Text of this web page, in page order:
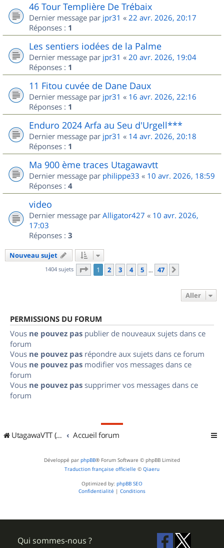
46 Tour Templière De Trébaix
Dernier message par jpr31 « 22 avr. 2026, 20:17
Réponses : 1
Les sentiers iodées de la Palme
Dernier message par jpr31 « 20 avr. 2026, 19:04
Réponses : 1
11 Fitou cuvée de Dane Daux
Dernier message par jpr31 « 16 avr. 2026, 22:16
Réponses : 1
Enduro 2024 Arfa au Seu d'Urgell***
Dernier message par jpr31 « 14 avr. 2026, 20:18
Réponses : 1
Ma 900 ème traces Utagawavtt
Dernier message par philippe33 « 10 avr. 2026, 18:59
Réponses : 4
video
Dernier message par Alligator427 « 10 avr. 2026,
17:03
Réponses : 3
Nouveau sujet
1404 sujets Page 1sur
1 2 3 4 5 … 47
Aller
PERMISSIONS DU FORUM
Vous ne pouvez pas publier de nouveaux sujets dans ce
forum
Vous ne pouvez pas répondre aux sujets dans ce forum
Vous ne pouvez pas modifier vos messages dans ce
forum
Vous ne pouvez pas supprimer vos messages dans ce
forum
UtagawaVTT (Randos VTT et VTTAE avec traces GPS) Accueil forum
Développé par phpBB® Forum Software © phpBB Limited
Traduction française officielle © Qiaeru
Optimized by: phpBB SEO
Confidentialité | Conditions
Qui sommes-nous ?